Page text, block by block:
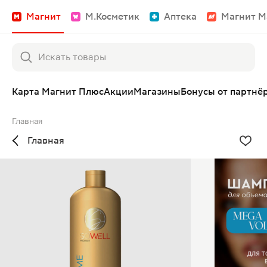
Магнит М.Косметик Аптека Магнит
Карта Магнит ПлюсАкцииМагазиныБонусы от
Главная
Главная